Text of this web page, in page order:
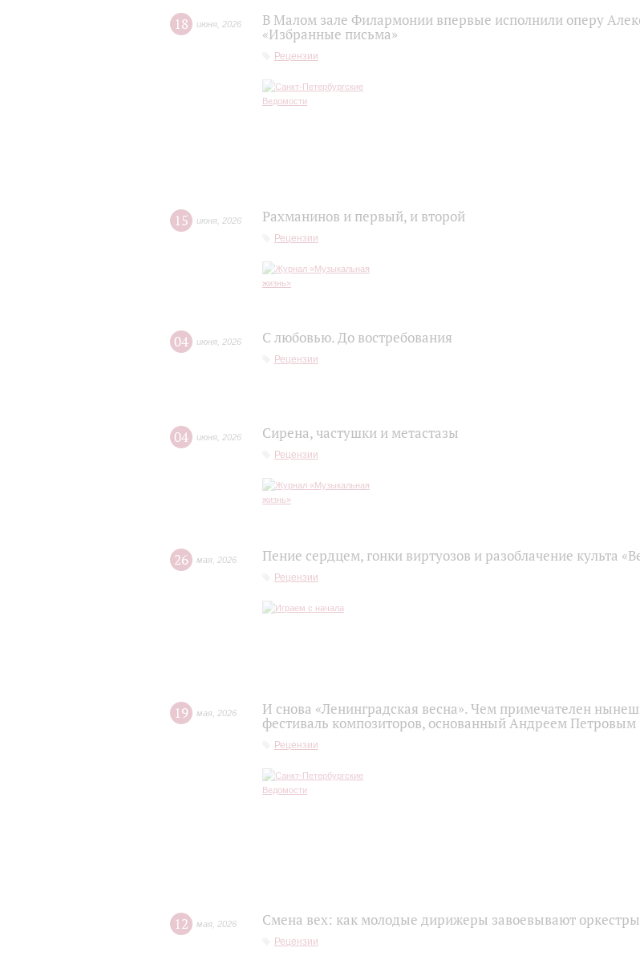
18 июня 2026
В Малом зале Филармонии впервые исполнили оперу
«Избранные письма»
Рецензии
15 июня 2026 Рахманинов и первый, и второй
Рецензии
04 июня 2026 С любовью. До востребования
Рецензии
04 июня 2026 Сирена, частушки и метастазы
Рецензии
26 мая 2026 Пение сердцем, гонки виртуозов и разоблачение культа
Рецензии
19 мая 2026
И снова «Ленинградская весна». Чем примечателен
фестиваль композиторов, основанный Андреем Петровым
Рецензии
12 мая 2026 Смена вех: как молодые дирижеры завоевывают
Рецензии